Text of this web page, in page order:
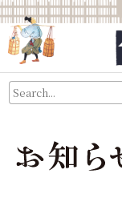
About Us
Products